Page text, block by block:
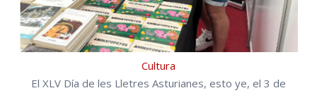
Cultura
El XLV Día de les Lletres Asturianes, esto ye, el 3 de